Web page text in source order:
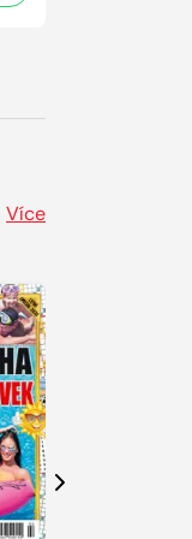
Více
Další